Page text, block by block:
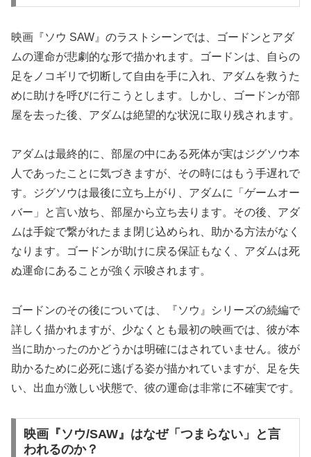
映画『ソウ SAW』のラストシーンでは、ゴードンとアダ
ムの運命が悲劇的な形で描かれます。ゴードンは、自らの
足をノコギリで切断して自由を手に入れ、アダムを救うた
めに助けを呼びに行こうとします。しかし、ゴードンが部
屋を去った後、アダムは絶望的な状況に取り残されます。
アダムは最終的に、部屋の中にある死体が実はジグソウ本
人であったことに気づきますが、その時にはもう手遅れで
す。ジグソウは最後に立ち上がり、アダムに「ゲームオー
バー」と言い放ち、部屋から立ち去ります。その後、アダ
ムは手錠で繋がれたまま閉じ込められ、助かる方法がなく
なります。ゴードンが助けに戻る保証もなく、アダムは死
ぬ運命にあることが強く示唆されます。
ゴードンのその後については、『ソウ』シリーズの続編で
詳しく描かれますが、少なくとも最初の映画では、彼が本
当に助かったのかどうかは明確にはされていません。彼が
助かるために必死に逃げる姿が描かれていますが、足を失
い、出血が激しい状態で、彼の運命は非常に不確実です。
映画『ソウ/SAW』はなぜ「つまらない」と言
われるのか？